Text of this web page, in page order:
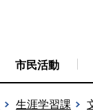
市民活動
生涯学習課